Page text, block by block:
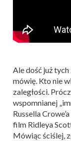
Ale dość już
mówię. Kto nie
zaległości.
wspomnianej
Russella
film Ridleya
Mówiąc ściślej,